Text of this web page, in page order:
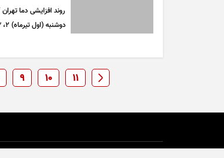
دوشنبه (اول تیرماه) ۲، ۳ درجه سانتیگراد تعدیل می‌شود
9 10 11